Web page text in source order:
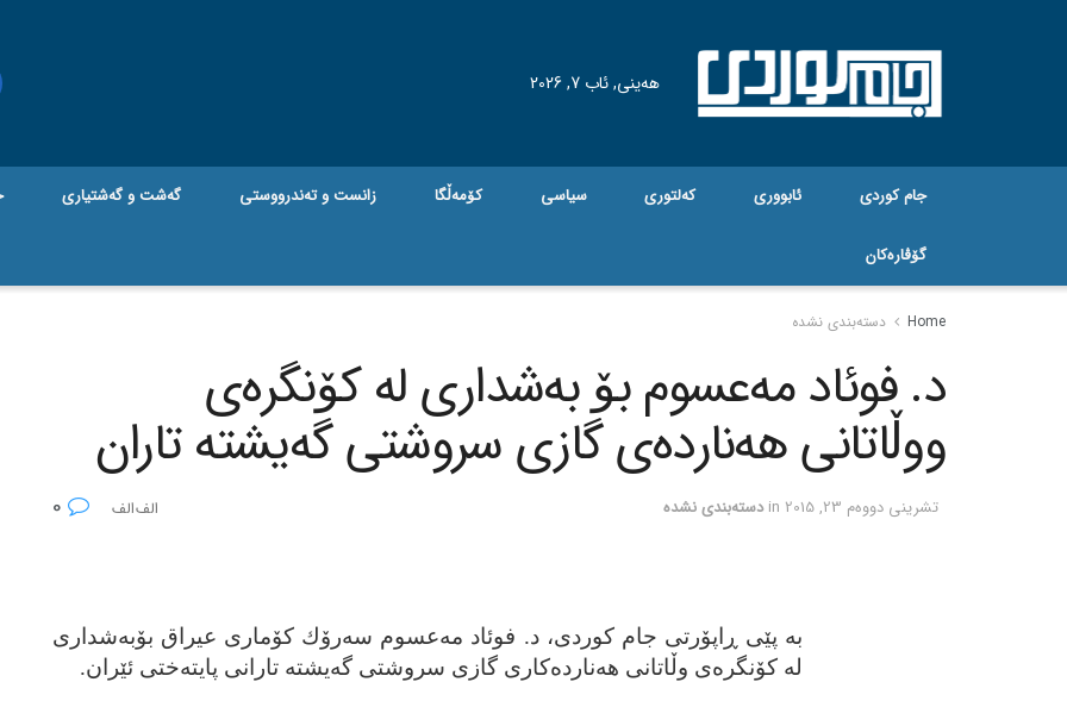
هه‌ینی, ئاب 7, 2026
جام کوردی ئابووری کەلتوری سیاسی کۆمەڵگا زانست و تەندرووستی گه‌شت و گه‌شتیاری
گۆڤاره‌کان
Home دسته‌بندی نشده
د. فوئاد مەعسوم بۆ بەشداری لە كۆنگرەی
ووڵاتانی هەناردەی گازی سروشتی گەیشتە تاران
تشرینی دووه‌م 23, 2015 in دسته‌بندی نشده
به‌ پێی ڕاپۆرتی جام کوردی،د. فوئاد مەعسوم سەرۆك كۆماری عیراق بۆبەشداری
لە كۆنگرەی وڵاتانی هەناردەكاری گازی سروشتی گەیشتە تارانی پایتەختی ئێران.